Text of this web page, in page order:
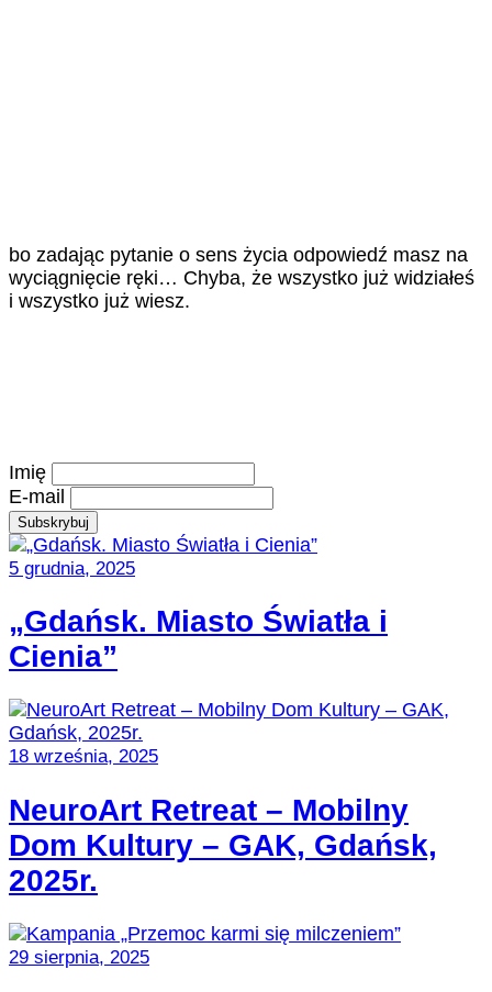
bo zadając pytanie o sens życia odpowiedź masz na
wyciągnięcie ręki… Chyba, że wszystko już widziałeś
i wszystko już wiesz.
Imię
E-mail
5 grudnia, 2025
„Gdańsk. Miasto Światła i
Cienia”
18 września, 2025
NeuroArt Retreat – Mobilny
Dom Kultury – GAK, Gdańsk,
2025r.
29 sierpnia, 2025